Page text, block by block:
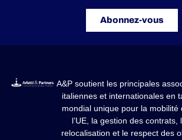
Abonnez-vous
A&P soutient les principales
italiennes et internationales en
mondial unique pour la mobilité
l’UE, la gestion des contrats,
relocalisation et le respect des